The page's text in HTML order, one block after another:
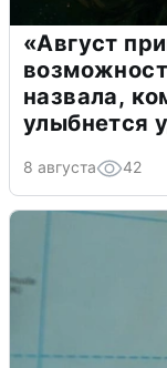
«Август
назвала,
улыбнется
8 августа 42